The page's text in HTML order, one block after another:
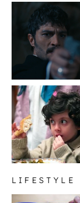
LIFESTYLE